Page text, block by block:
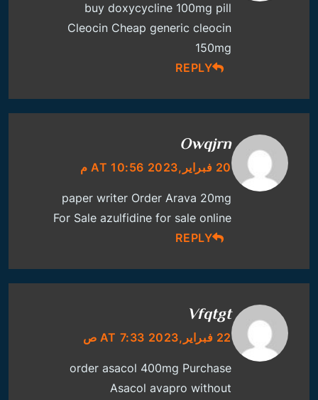
buy doxycycline 100mg pill
Cleocin Cheap generic cleocin
150mg
REPLY
Owqjrn
20 فبراير,2023 AT 10:56 م
paper writer Order Arava 20mg
For Sale azulfidine for sale online
REPLY
Vfqtgt
22 فبراير,2023 AT 7:33 ص
order asacol 400mg Purchase
Asacol avapro without